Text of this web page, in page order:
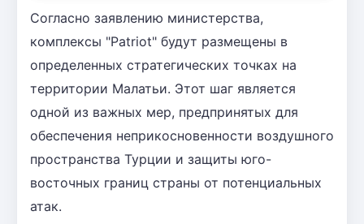
Согласно заявлению министерства,
комплексы "Patriot" будут размещены в
определенных стратегических точках на
территории Малатьи. Этот шаг является
одной из важных мер, предпринятых для
обеспечения неприкосновенности воздушного
пространства Турции и защиты юго-
восточных границ страны от потенциальных
атак.